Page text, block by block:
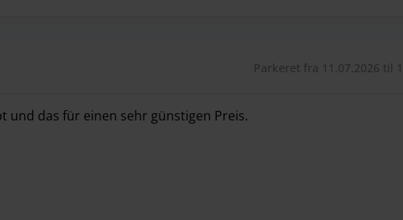
Parkeret fra 11.07.2026 til
und das für einen sehr günstigen Preis.